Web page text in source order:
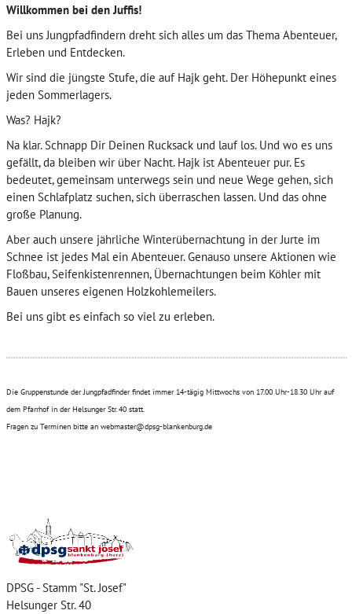
Willkommen bei den Juffis!
Bei uns Jungpfadfindern dreht sich alles um das Thema Abenteuer,
Erleben und Entdecken.
Wir sind die jüngste Stufe, die auf Hajk geht. Der Höhepunkt eines
jeden Sommerlagers.
Was? Hajk?
Na klar. Schnapp Dir Deinen Rucksack und lauf los. Und wo es uns
gefällt, da bleiben wir über Nacht. Hajk ist Abenteuer pur. Es
bedeutet, gemeinsam unterwegs sein und neue Wege gehen, sich
einen Schlafplatz suchen, sich überraschen lassen. Und das ohne
große Planung.
Aber auch unsere jährliche Winterübernachtung in der Jurte im
Schnee ist jedes Mal ein Abenteuer. Genauso unsere Aktionen wie
Floßbau, Seifenkistenrennen, Übernachtungen beim Köhler mit
Bauen unseres eigenen Holzkohlemeilers.
Bei uns gibt es einfach so viel zu erleben.
Die Gruppenstunde der Jungpfadfinder findet immer 14-tägig Mittwochs von 17.00 Uhr-18.30 Uhr auf
dem Pfarrhof in der Helsunger Str. 40 statt.
Fragen zu Terminen bitte an webmaster@dpsg-blankenburg.de
DPSG - Stamm "St. Josef"
Helsunger Str. 40